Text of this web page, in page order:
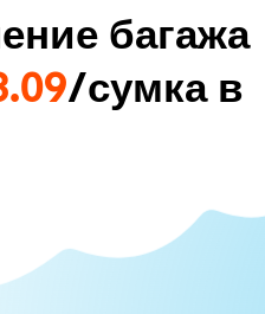
багажа
/сумка в